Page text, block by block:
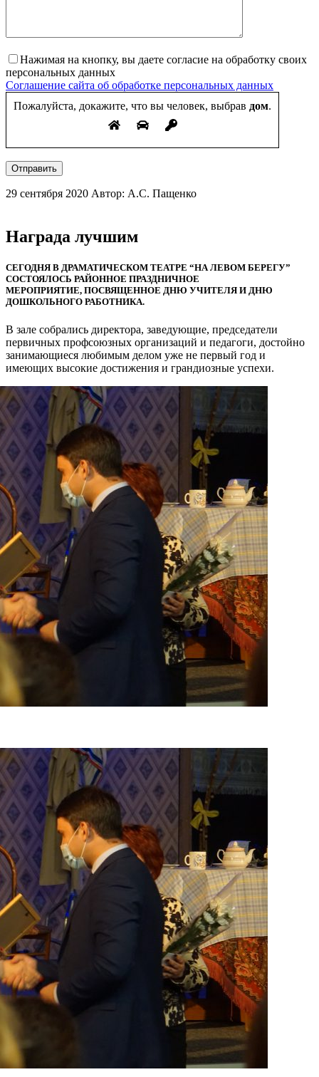
Нажимая на кнопку, вы даете согласие на обработку своих
персональных данных
Соглашение сайта об обработке персональных данных
Пожалуйста, докажите, что вы человек, выбрав дом.
Отправить
29 сентября 2020 Автор: А.С. Пащенко
Награда лучшим
СЕГОДНЯ В ДРАМАТИЧЕСКОМ ТЕАТРЕ “НА ЛЕВОМ БЕРЕГУ”
СОСТОЯЛОСЬ РАЙОННОЕ ПРАЗДНИЧНОЕ
МЕРОПРИЯТИЕ, ПОСВЯЩЕННОЕ ДНЮ УЧИТЕЛЯ И ДНЮ
ДОШКОЛЬНОГО РАБОТНИКА.
В зале собрались директора, заведующие, председатели
первичных профсоюзных организаций и педагоги, достойно
занимающиеся любимым делом уже не первый год и
имеющих высокие достижения и грандиозные успехи.
Слайдер
фотографий